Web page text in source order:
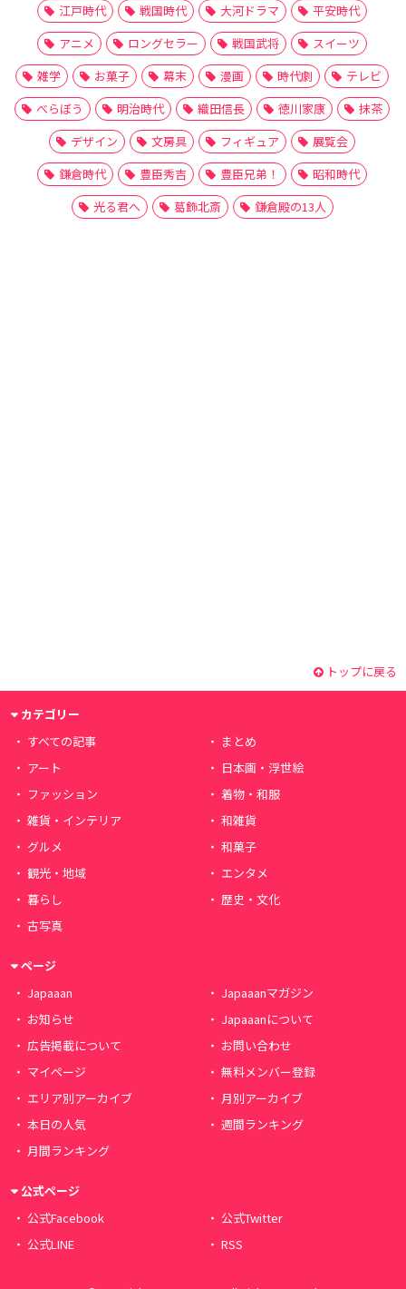
江戸時代 戦国時代 大河ドラマ
平安時代
アニメ
ロングセラー 戦国武将
スイーツ
雑学
お菓子 幕末 漫画 時代劇
テレビ
べらぼう
明治時代 織田信長 徳川家康
抹茶
デザイン
文房具 フィギュア
展覧会
鎌倉時代
豊臣秀吉 豊臣兄弟！
昭和時代
光る君へ
葛飾北斎 鎌倉殿の13人
トップに戻る
カテゴリー
すべての記事
まとめ
アート
日本画・浮世絵
ファッション
着物・和服
雑貨・インテリア
和雑貨
グルメ
和菓子
観光・地域
エンタメ
暮らし
歴史・文化
古写真
ページ
Japaaan
Japaaanマガジン
お知らせ
Japaaanについて
広告掲載について
お問い合わせ
マイページ
無料メンバー登録
エリア別アーカイブ
月別アーカイブ
本日の人気
週間ランキング
月間ランキング
公式ページ
公式Facebook
公式Twitter
公式LINE
RSS